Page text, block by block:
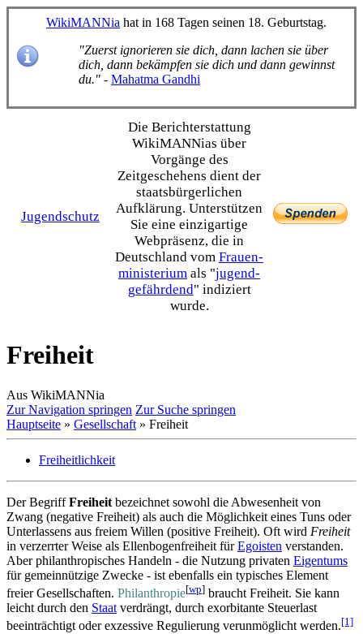
WikiMANNia hat in 168 Tagen seinen 18. Geburtstag.
"Zuerst ignorieren sie dich, dann lachen sie über
dich, dann bekämpfen sie dich und dann gewinnst
du." - Mahatma Gandhi
Jugendschutz
Die Bericht­erstattung
WikiMANNias über
Vorgänge des
Zeitgeschehens dient der
staats­bürgerlichen
Aufklärung. Unterstützen
Sie eine einzig­artige
Webpräsenz, die in
Deutschland vom Frauen­
ministerium als "jugend­
gefährdend" indiziert
wurde.
Freiheit
Aus WikiMANNia
Zur Navigation springen Zur Suche springen
Hauptseite » Gesellschaft » Freiheit
Freiheitlichkeit
Der BegriffFreiheit bezeichnet sowohl die Abwesenheit von
Zwang (negative Freiheit) als auch die Möglichkeit eines Tuns oder
Unterlassens aus freiem Willen (positive Freiheit). Oft wird Freiheit
in verzerrter Weise als Ellenbogen­freiheit fürEgoisten verstanden.
Aber philanthropisches Handeln - die Nutzung privaten Eigentums
für gemein­nützige Zwecke - ist ebenfalls ein typisches Element
freier Gesellschaften. Philanthropie[wp] braucht Freiheit. Sie kann
leicht durch den Staat verdrängt, durch exorbitante Steuerlast
beeinträchtigt oder exzessive Regulierung verunmöglicht werden.[1]